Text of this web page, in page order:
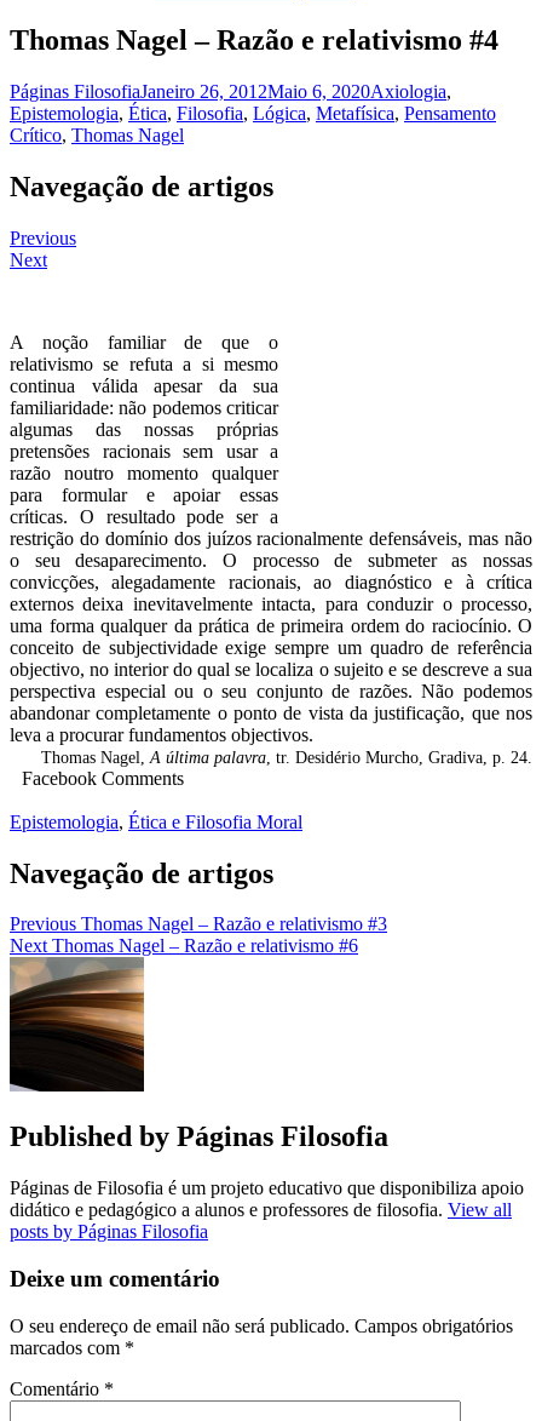
Thomas Nagel – Razão e relativismo #4
Páginas FilosofiaJaneiro 26, 2012Maio 6, 2020Axiologia,
Epistemologia, Ética, Filosofia, Lógica, Metafísica, Pensamento
Crítico, Thomas Nagel
Navegação de artigos
Previous
Next
A noção familiar de que o
relativismo se refuta a si mesmo
continua válida apesar da sua
familiaridade: não podemos criticar
algumas das nossas próprias
pretensões racionais sem usar a
razão noutro momento qualquer
para formular e apoiar essas
críticas. O resultado pode ser a
restrição do domínio dos juízos racionalmente defensáveis, mas não
o seu desaparecimento. O processo de submeter as nossas
convicções, alegadamente racionais, ao diagnóstico e à crítica
externos deixa inevitavelmente intacta, para conduzir o processo,
uma forma qualquer da prática de primeira ordem do raciocínio. O
conceito de subjectividade exige sempre um quadro de referência
objectivo, no interior do qual se localiza o sujeito e se descreve a sua
perspectiva especial ou o seu conjunto de razões. Não podemos
abandonar completamente o ponto de vista da justificação, que nos
leva a procurar fundamentos objectivos.
Thomas Nagel, A última palavra , tr. Desidério Murcho, Gradiva, p. 24.
Facebook Comments
Epistemologia, Ética e Filosofia Moral
Navegação de artigos
Previous Thomas Nagel – Razão e relativismo #3
Next Thomas Nagel – Razão e relativismo #6
Published by Páginas Filosofia
Páginas de Filosofia é um projeto educativo que disponibiliza apoio
didático e pedagógico a alunos e professores de filosofia. View all
posts by Páginas Filosofia
Deixe um comentário
O seu endereço de email não será publicado. Campos obrigatórios
marcados com *
Comentário *